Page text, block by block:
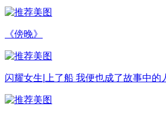
《傍晚》
闪耀女生|上了船 我便也成了故事中的